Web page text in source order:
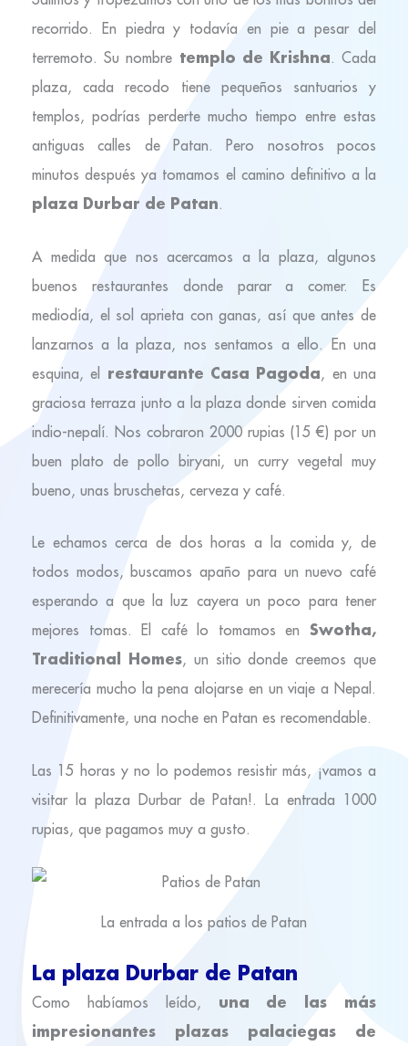
recorrido. En piedra y todavía en pie a pesar del
terremoto. Su nombre templo de Krishna. Cada
plaza, cada recodo tiene pequeños santuarios y
templos, podrías perderte mucho tiempo entre estas
antiguas calles de Patan. Pero nosotros pocos
minutos después ya tomamos el camino definitivo a la
plaza Durbar de Patan.
A medida que nos acercamos a la plaza, algunos
buenos restaurantes donde parar a comer. Es
mediodía, el sol aprieta con ganas, así que antes de
lanzarnos a la plaza, nos sentamos a ello. En una
esquina, el restaurante Casa Pagoda, en una
graciosa terraza junto a la plaza donde sirven comida
indio-nepalí. Nos cobraron 2000 rupias (15 €) por un
buen plato de pollo biryani, un curry vegetal muy
bueno, unas bruschetas, cerveza y café.
Le echamos cerca de dos horas a la comida y, de
todos modos, buscamos apaño para un nuevo café
esperando a que la luz cayera un poco para tener
mejores tomas. El café lo tomamos en Swotha,
Traditional Homes, un sitio donde creemos que
merecería mucho la pena alojarse en un viaje a Nepal.
Definitivamente, una noche en Patan es recomendable.
Las 15 horas y no lo podemos resistir más, ¡vamos a
visitar la plaza Durbar de Patan!. La entrada 1000
rupias, que pagamos muy a gusto.
La entrada a los patios de Patan
La plaza Durbar de Patan
Como habíamos leído, una de las más
impresionantes plazas palaciegas de